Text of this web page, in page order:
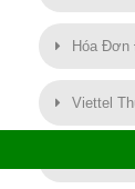
Hóa Đơn
Viettel
SMART